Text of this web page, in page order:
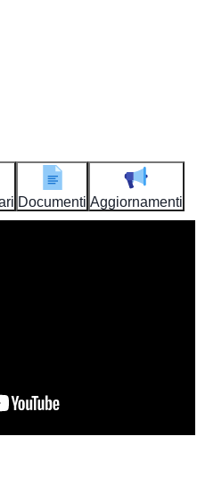
Documenti Aggiornamenti